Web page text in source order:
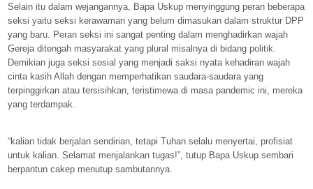
Selain itu dalam wejangannya, Bapa Uskup menyinggung peran beberapa
seksi yaitu seksi kerawaman yang belum dimasukan dalam struktur DPP
yang baru. Peran seksi ini sangat penting dalam menghadirkan wajah
Gereja ditengah masyarakat yang plural misalnya di bidang politik.
Demikian juga seksi sosial yang menjadi saksi nyata kehadiran wajah
cinta kasih Allah dengan memperhatikan saudara-saudara yang
terpinggirkan atau tersisihkan, teristimewa di masa pandemic ini, mereka
yang terdampak.
“kalian tidak berjalan sendirian, tetapi Tuhan selalu menyertai, profisiat
untuk kalian. Selamat menjalankan tugas!”, tutup Bapa Uskup sembari
berpantun cakep menutup sambutannya.